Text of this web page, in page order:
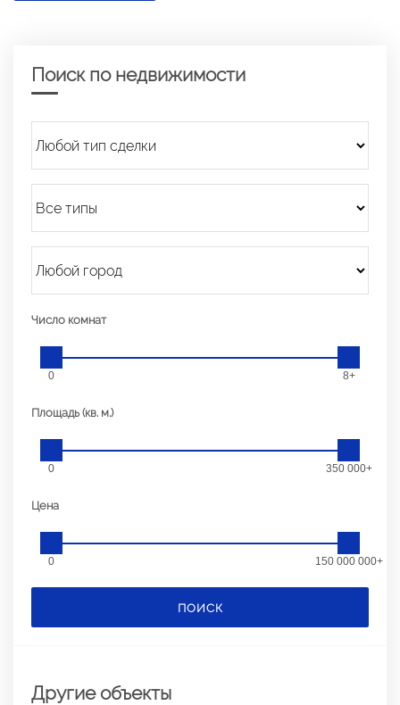
Поиск по недвижимости
Число комнат
0 8+
Площадь (кв. м.)
0 350 000+
Цена
0 150 000 000+
ПОИСК
Другие объекты